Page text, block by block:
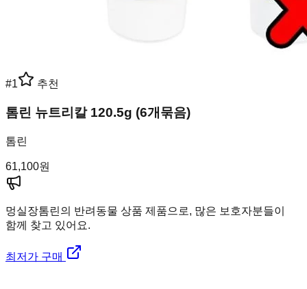
#1 추천
톰린 뉴트리칼 120.5g (6개묶음)
톰린
61,100원
멍실장톰린의 반려동물 상품 제품으로, 많은 보호자분들이
함께 찾고 있어요.
최저가 구매